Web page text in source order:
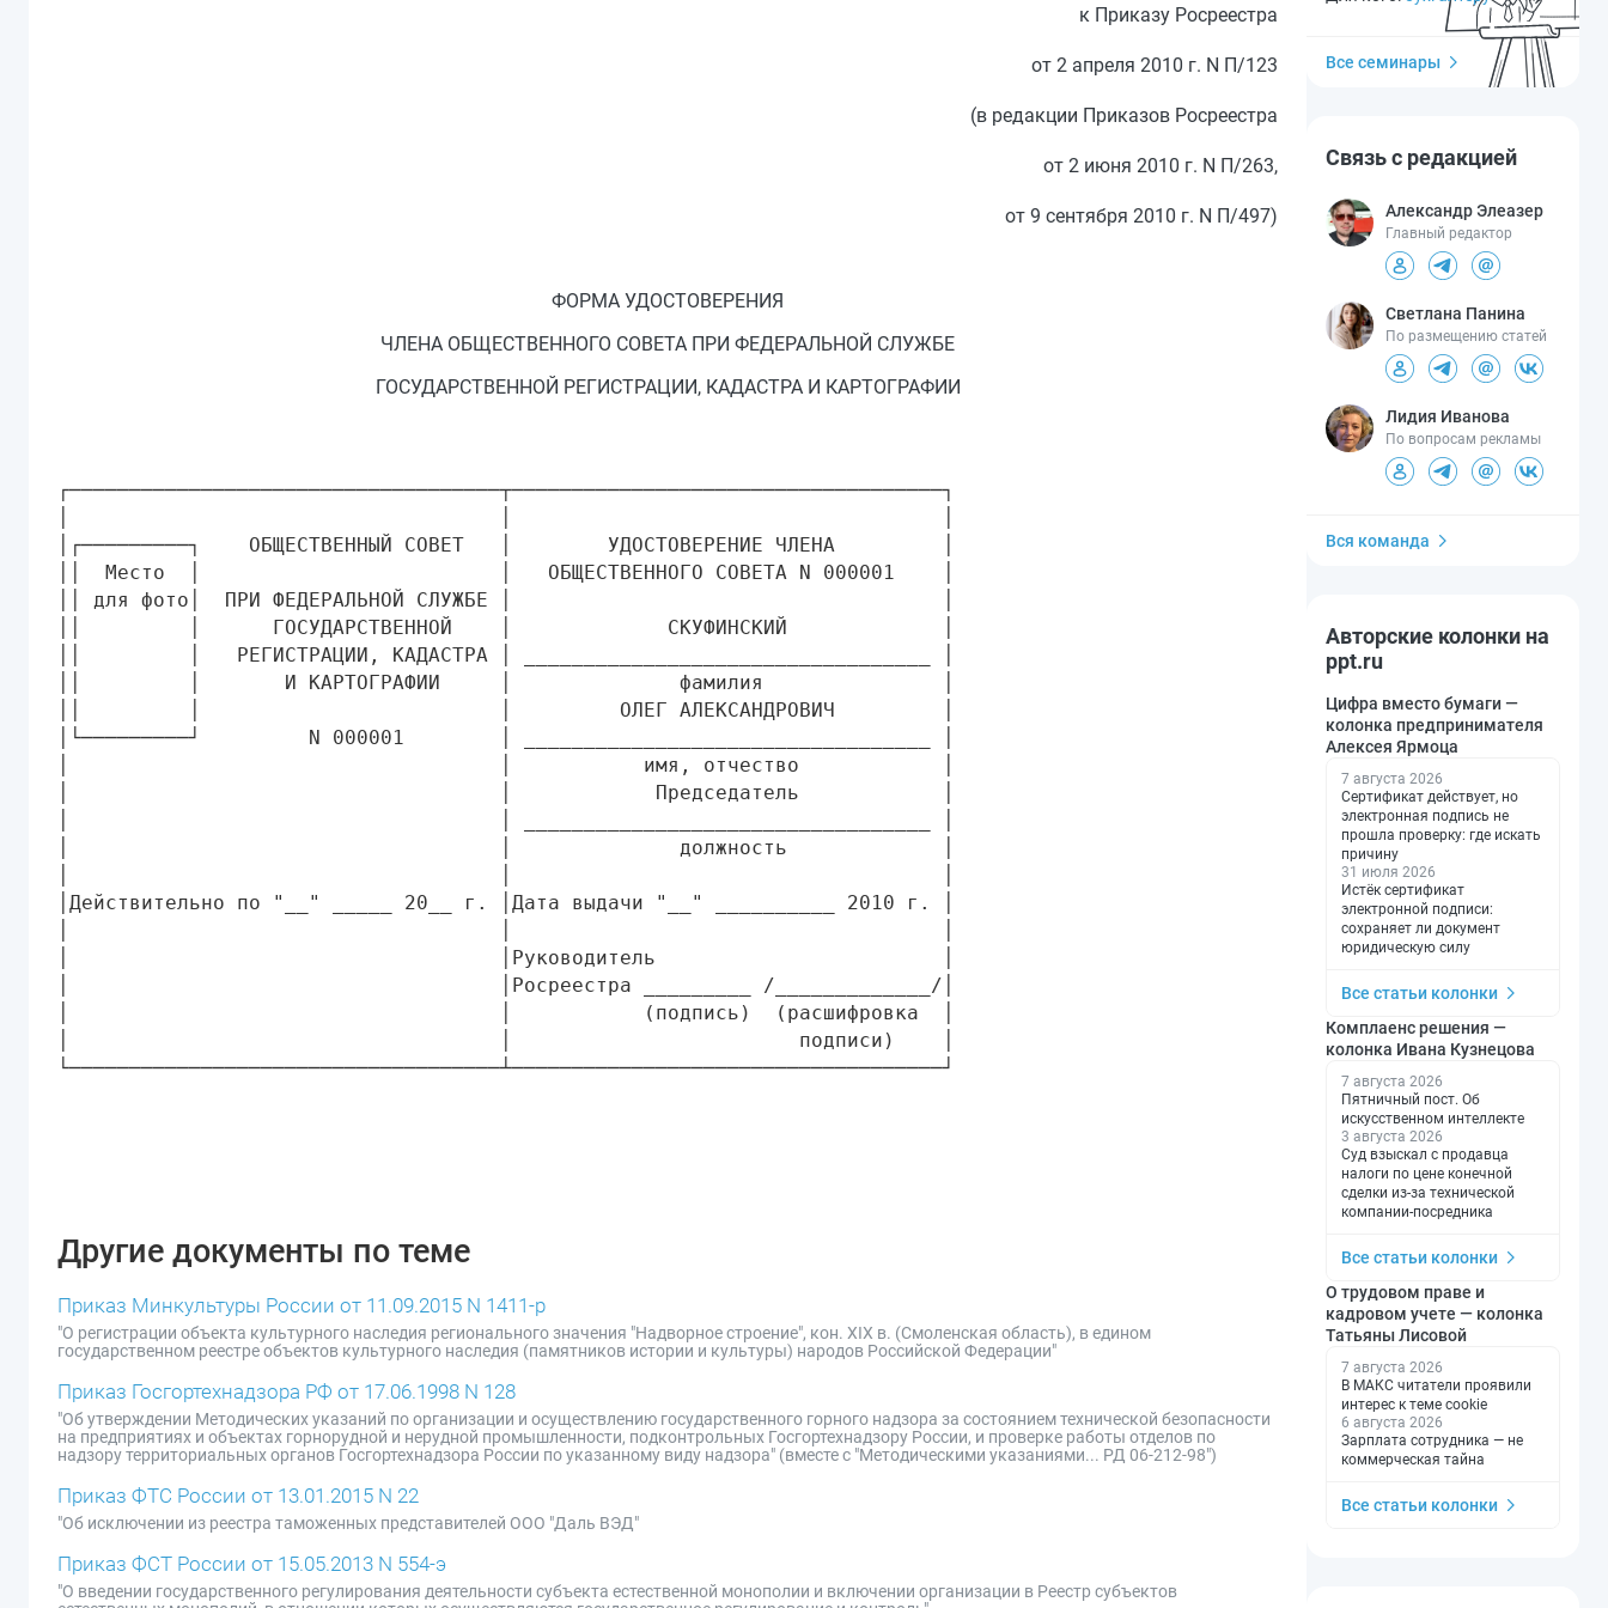
к Приказу Росреестра
от 2 апреля 2010 г. N П/123
(в редакции Приказов Росреестра
от 2 июня 2010 г. N П/263,
от 9 сентября 2010 г. N П/497)
ФОРМА УДОСТОВЕРЕНИЯ
ЧЛЕНА ОБЩЕСТВЕННОГО СОВЕТА ПРИ ФЕДЕРАЛЬНОЙ СЛУЖБЕ
ГОСУДАРСТВЕННОЙ РЕГИСТРАЦИИ, КАДАСТРА И КАРТОГРАФИИ
┌────────────────────────────────────┬────────────────────────────────────┐
│┌─────────┐    ОБЩЕСТВЕННЫЙ СОВЕТ   │        УДОСТОВЕРЕНИЕ ЧЛЕНА         │
││  Место  │                         │   ОБЩЕСТВЕННОГО СОВЕТА N 000001    │
││ для фото│  ПРИ ФЕДЕРАЛЬНОЙ СЛУЖБЕ │                                    │
││         │      ГОСУДАРСТВЕННОЙ    │             СКУФИНСКИЙ             │
││         │   РЕГИСТРАЦИИ, КАДАСТРА │ __________________________________ │
││         │       И КАРТОГРАФИИ     │              фамилия               │
││         │                         │         ОЛЕГ АЛЕКСАНДРОВИЧ         │
│└─────────┘         N 000001        │ __________________________________ │
│                                    │           имя, отчество            │
│                                    │            Председатель            │
│                                    │              должность             │
│Действительно по "__" _____ 20__ г. │Дата выдачи "__" __________ 2010 г. │
│                                    │Руководитель                        │
│                                    │Росреестра _________ /_____________/│
│                                    │           (подпись)  (расшифровка  │
│                                    │                        подписи)    │
Другие документы по теме
Приказ Минкультуры России от 11.09.2015 N 1411-р
"О регистрации объекта культурного наследия регионального значения "Надворное строение", кон. XIX в. (Смоленская область), в едином
государственном реестре объектов культурного наследия (памятников истории и культуры) народов Российской Федерации"
Приказ Госгортехнадзора РФ от 17.06.1998 N 128
"Об утверждении Методических указаний по организации и осуществлению государственного горного надзора за состоянием технической безопасности
на предприятиях и объектах горнорудной и нерудной промышленности, подконтрольных Госгортехнадзору России, и проверке работы отделов по
надзору территориальных органов Госгортехнадзора России по указанному виду надзора" (вместе с "Методическими указаниями... РД 06-212-98")
Приказ ФТС России от 13.01.2015 N 22
"Об исключении из реестра таможенных представителей ООО "Даль ВЭД"
Приказ ФСТ России от 15.05.2013 N 554-э
"О введении государственного регулирования деятельности субъекта естественной монополии и включении организации в Реестр субъектов
Все семинары
Связь с редакцией
Александр Элеазер
Главный редактор
Светлана Панина
По размещению статей
Лидия Иванова
По вопросам рекламы
Вся команда
Авторские колонки на
ppt.ru
Цифра вместо бумаги —
колонка предпринимателя
Алексея Ярмоца
7 августа 2026
Сертификат действует, но
электронная подпись не
прошла проверку: где искать
причину
31 июля 2026
Истёк сертификат
электронной подписи:
сохраняет ли документ
юридическую силу
Все статьи колонки
Комплаенс решения —
колонка Ивана Кузнецова
7 августа 2026
Пятничный пост. Об
искусственном интеллекте
3 августа 2026
Суд взыскал с продавца
налоги по цене конечной
сделки из-за технической
компании-посредника
Все статьи колонки
О трудовом праве и
кадровом учете — колонка
Татьяны Лисовой
7 августа 2026
В МАКС читатели проявили
интерес к теме cookie
6 августа 2026
Зарплата сотрудника — не
коммерческая тайна
Все статьи колонки